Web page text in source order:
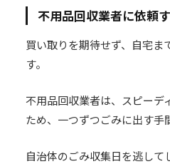
不用品回収業者に依頼
買い取りを期待せず、自宅
す。
不用品回収業者は、スピーデ
ため、一つずつごみに出す手
自治体のごみ収集日を逃し